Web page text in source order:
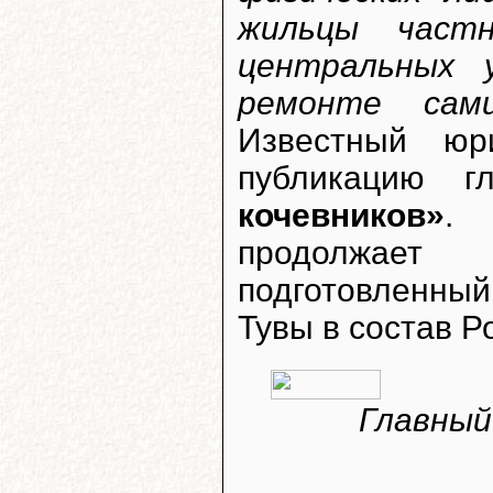
жильцы
центральных
ремонте
Известный
публикацию
кочевников».
Тувы в состав